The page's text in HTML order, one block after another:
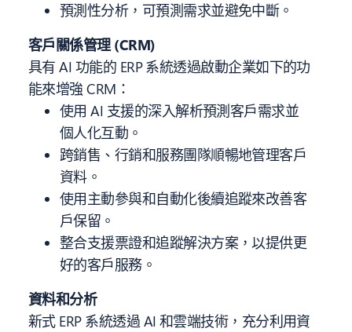
預測性分析，可預測需求並避免中斷。
客戶關係管理 (CRM)
具有 AI 功能的 ERP 系統透過啟動企業如下的功
能來增強 CRM：
使用 AI 支援的深入解析預測客戶需求並
個人化互動。
跨銷售、行銷和服務團隊順暢地管理客戶
資料。
使用主動參與和自動化後續追蹤來改善客
戶保留。
整合支援票證和追蹤解決方案，以提供更
好的客戶服務。
資料和分析
新式 ERP 系統透過 AI 和雲端技術，充分利用資